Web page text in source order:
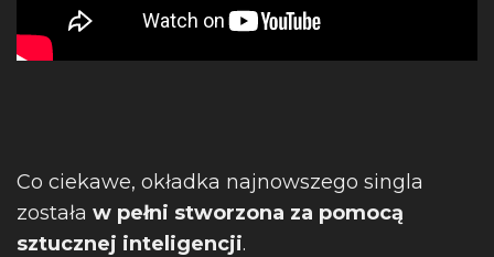
Co ciekawe, okładka najnowszego singla
została w pełni stworzona za pomocą
sztucznej inteligencji.